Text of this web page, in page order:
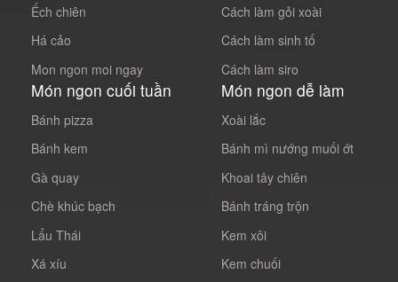
Ếch chiên
Há cảo
Mon ngon moi ngay
Cách làm gỏi xoài
Cách làm sinh tố
Cách làm siro
Món ngon cuối tuần
Bánh pizza
Bánh kem
Gà quay
Chè khúc bạch
Lẩu Thái
Xá xíu
Món ngon dễ làm
Xoài lắc
Bánh mì nướng muối ớt
Khoai tây chiên
Bánh tráng trộn
Kem xôi
Kem chuối